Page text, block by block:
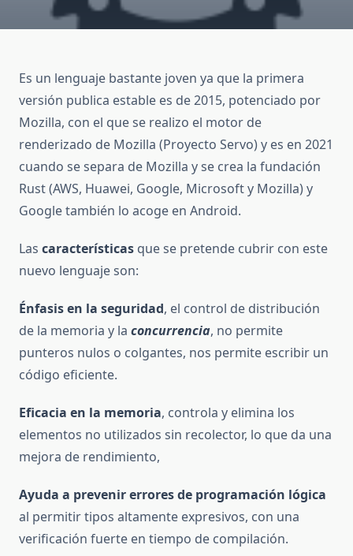
Es un lenguaje bastante joven ya que la primera
versión publica estable es de 2015, potenciado por
Mozilla, con el que se realizo el motor de
renderizado de Mozilla (Proyecto Servo) y es en 2021
cuando se separa de Mozilla y se crea la fundación
Rust (AWS, Huawei, Google, Microsoft y Mozilla) y
Google también lo acoge en Android.
Las características que se pretende cubrir con este
nuevo lenguaje son:
Énfasis en la seguridad, el control de distribución
de la memoria y la concurrencia, no permite
punteros nulos o colgantes, nos permite escribir un
código eficiente.
Eficacia en la memoria, controla y elimina los
elementos no utilizados sin recolector, lo que da una
mejora de rendimiento,
Ayuda a prevenir errores de programación lógica
al permitir tipos altamente expresivos, con una
verificación fuerte en tiempo de compilación.